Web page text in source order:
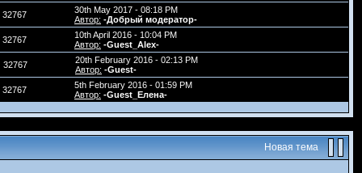
32767
30th May 2017 - 08:18 PM
Автор: -Добрый модератор-
32767
10th April 2016 - 10:04 PM
Автор: -Guest_Alex-
32767
20th February 2016 - 02:13 PM
Автор: -Guest-
32767
5th February 2016 - 01:59 PM
Автор: -Guest_Елена-
Новая тема